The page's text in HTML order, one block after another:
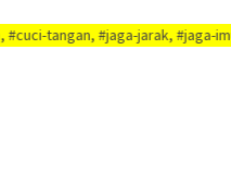
#jaga-jarak, #jaga-imunitas-